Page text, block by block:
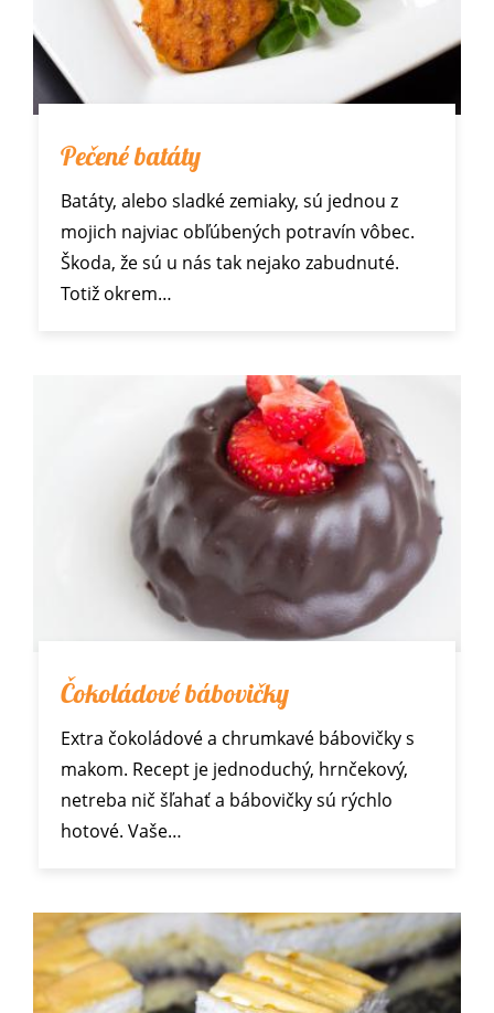
Pečené batáty
Batáty, alebo sladké zemiaky, sú jednou z
mojich najviac obľúbených potravín vôbec.
Škoda, že sú u nás tak nejako zabudnuté.
Totiž okrem…
Čokoládové bábovičky
Extra čokoládové a chrumkavé bábovičky s
makom. Recept je jednoduchý, hrnčekový,
netreba nič šľahať a bábovičky sú rýchlo
hotové. Vaše…